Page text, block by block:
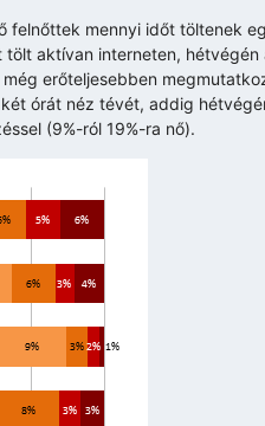
felnőttek mennyi időt töltenek
aktívan interneten, hétvégén
erőteljesebben
órát néz tévét, addig
(9%-ról 19%-ra nő).